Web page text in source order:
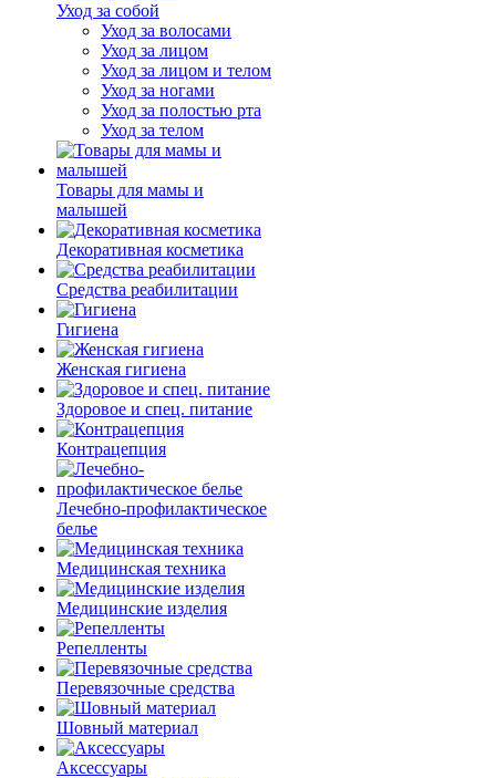
Уход за собой
Уход за волосами
Уход за лицом
Уход за лицом и телом
Уход за ногами
Уход за полостью рта
Уход за телом
Товары для мамы и
малышей
Декоративная косметика
Средства реабилитации
Гигиена
Женская гигиена
Здоровое и спец. питание
Контрацепция
Лечебно-профилактическое
белье
Медицинская техника
Медицинские изделия
Репелленты
Перевязочные средства
Шовный материал
Аксессуары